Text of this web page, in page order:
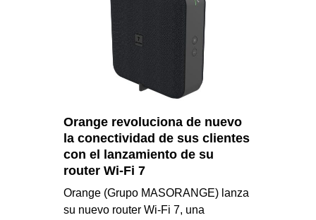
Orange revoluciona de nuevo
la conectividad de sus clientes
con el lanzamiento de su
router Wi-Fi 7
Orange (Grupo MASORANGE) lanza
su nuevo router Wi-Fi 7, una